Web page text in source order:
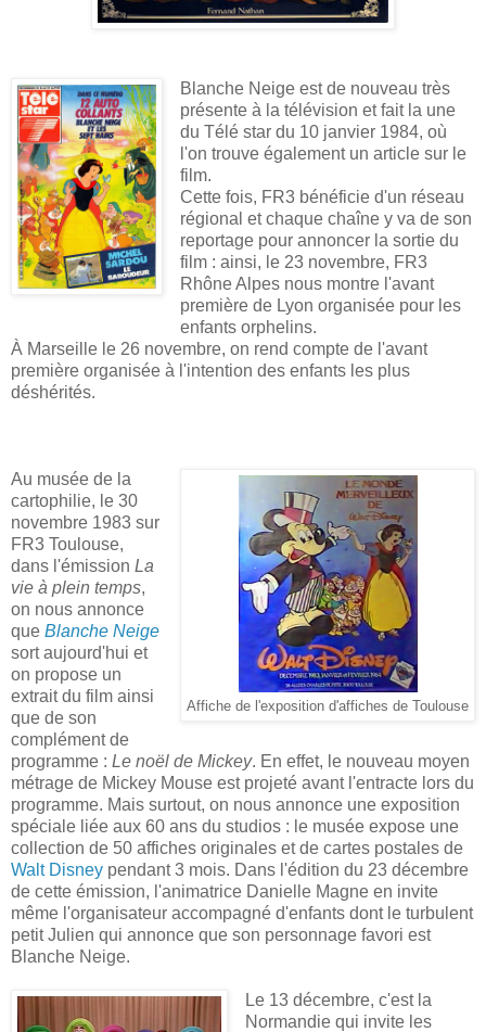
Blanche Neige est de nouveau très
présente à la télévision et fait la une
du Télé star du 10 janvier 1984, où
l'on trouve également un article sur le
film.
Cette fois, FR3 bénéficie d'un réseau
régional et chaque chaîne y va de son
reportage pour annoncer la sortie du
film : ainsi, le 23 novembre, FR3
Rhône Alpes nous montre l'avant
première de Lyon organisée pour les
enfants orphelins.
À Marseille le 26 novembre, on rend compte de l'avant
première organisée à l'intention des enfants les plus
déshérités.
Affiche de l'exposition d'affiches de Toulouse
Au musée de la
cartophilie, le 30
novembre 1983 sur
FR3 Toulouse,
dans l'émission La
vie à plein temps,
on nous annonce
que Blanche Neige
sort aujourd'hui et
on propose un
extrait du film ainsi
que de son
complément de
programme : Le noël de Mickey. En effet, le nouveau moyen
métrage de Mickey Mouse est projeté avant l'entracte lors du
programme. Mais surtout, on nous annonce une exposition
spéciale liée aux 60 ans du studios : le musée expose une
collection de 50 affiches originales et de cartes postales de
Walt Disney pendant 3 mois. Dans l'édition du 23 décembre
de cette émission, l'animatrice Danielle Magne en invite
même l'organisateur accompagné d'enfants dont le turbulent
petit Julien qui annonce que son personnage favori est
Blanche Neige.
Le 13 décembre, c'est la
Normandie qui invite les